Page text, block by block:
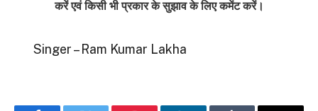
करें एवं किसी भी प्रकार के सुझाव के लिए कमेंट करें।
Singer – Ram Kumar Lakha